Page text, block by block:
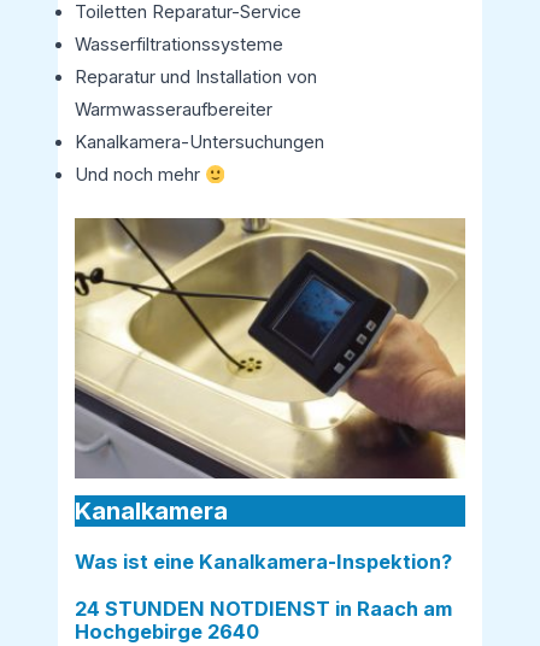
Toiletten Reparatur-Service
Wasserfiltrationssysteme
Reparatur und Installation von
Warmwasseraufbereiter
Kanalkamera-Untersuchungen
Und noch mehr
Kanalkamera
Was ist eine Kanalkamera-Inspektion?
24 STUNDEN NOTDIENST in Raach am
Hochgebirge 2640